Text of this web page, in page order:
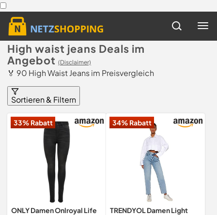
High waist jeans Deals im
Angebot (Disclaimer)
🏅 90 High Waist Jeans im Preisvergleich
Sortieren & Filtern
33% Rabatt
ONLY Damen Onlroyal Life
34% Rabatt
TRENDYOL Damen Light